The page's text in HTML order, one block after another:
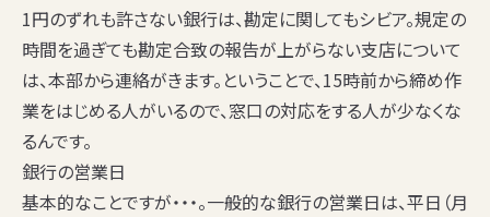
1円のずれも許さない銀行は、勘定に関してもシビア。規定の
時間を過ぎても勘定合致の報告が上がらない支店について
は、本部から連絡がきます。ということで、15時前から締め作
業をはじめる人がいるので、窓口の対応をする人が少なくな
るんです。
銀行の営業日
基本的なことですが・・・。一般的な銀行の営業日は、平日（月